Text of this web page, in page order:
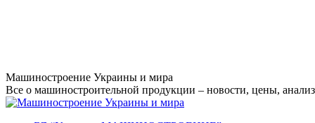
Перейти
к
содержанию
Машиностроение Украины и мира
Все о машиностроительной продукции – новости, цены,